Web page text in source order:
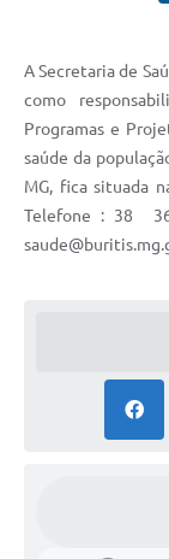
A Secretaria de
como
Programas e
saúde da
MG, fica situada
Telefone : 38